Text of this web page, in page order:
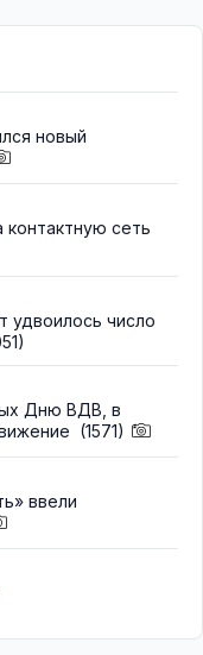
новый
сеть
удвоилось число
Дню ВДВ, в
(1571)
ввели